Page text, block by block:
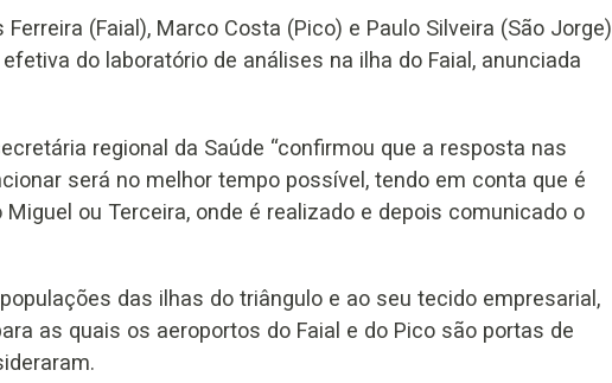
(Faial), Marco Costa (Pico) e Paulo Silveira (São Jorge)
do laboratório de análises na ilha do Faial, anunciada
regional da Saúde “confirmou que a resposta nas
será no melhor tempo possível, tendo em conta que é
ou Terceira, onde é realizado e depois comunicado o
das ilhas do triângulo e ao seu tecido empresarial,
as quais os aeroportos do Faial e do Pico são portas de